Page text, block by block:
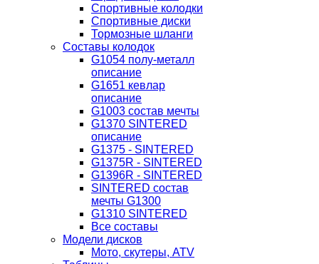
Спортивные колодки
Спортивные диски
Тормозные шланги
Составы колодок
G1054 полу-металл
описание
G1651 кевлар
описание
G1003 состав мечты
G1370 SINTERED
описание
G1375 - SINTERED
G1375R - SINTERED
G1396R - SINTERED
SINTERED состав
мечты G1300
G1310 SINTERED
Все составы
Модели дисков
Мото, скутеры, ATV